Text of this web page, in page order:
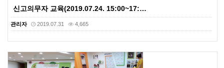
신고의무자 교육(2019.07.24. 15:00~17:…
관리자 2019.07.31 4,665